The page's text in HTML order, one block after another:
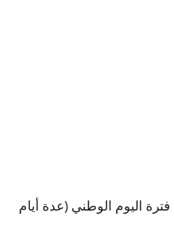
اليوم الوطني (عدة أيام